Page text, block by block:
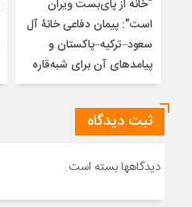
“خانه از پای‌بست ویران
است”: پیمان دفاعی خانۀ آل
سعود–ترکیه–پاکستان و
پیامدهای آن برای شبه‌قاره
ثبت دیدگاه
دیدگاهها بسته است.